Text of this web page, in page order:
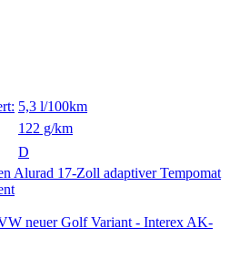
5,3 l/100km
122 g/km
D
Alurad 17-Zoll adaptiver Tempomat